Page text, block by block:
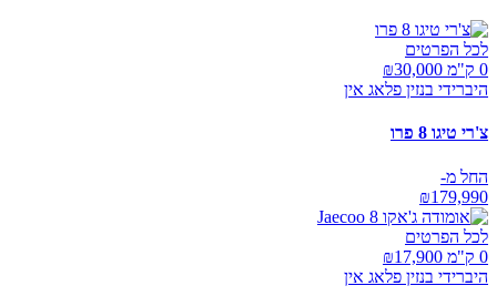
לכל הפרטים
0 ק"מ ₪
30,000
היברידי בנזין פלאג אין
צ'רי טיגו 8 פרו
החל מ-
₪179,990
לכל הפרטים
0 ק"מ ₪
17,900
היברידי בנזין פלאג אין